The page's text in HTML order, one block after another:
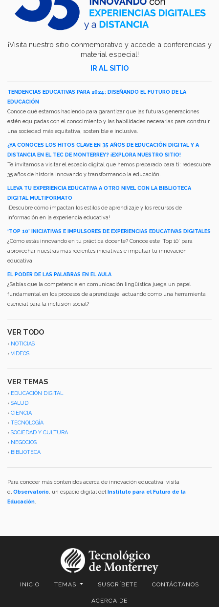
¡Visita nuestro sitio conmemorativo y accede a conferencias y
material especial!
IR AL SITIO
TENDENCIAS EDUCATIVAS PARA 2024: DISEÑANDO EL FUTURO DE LA
EDUCACIÓN
Conoce qué estamos haciendo para garantizar que las futuras generaciones
estén equipadas con el conocimiento y las habilidades necesarias para construir
una sociedad más equitativa, sostenible e inclusiva.
¿YA CONOCES LOS HITOS CLAVE EN 35 AÑOS DE EDUCACIÓN DIGITAL Y A
DISTANCIA EN EL TEC DE MONTERREY? ¡EXPLORA NUESTRO SITIO!
Te invitamos a visitar el espacio digital que hemos preparado para ti: redescubre
35 años de historia innovando y transformando la educación.
LLEVA TU EXPERIENCIA EDUCATIVA A OTRO NIVEL CON LA BIBLIOTECA
DIGITAL MULTIFORMATO
¡Descubre cómo impactan los estilos de aprendizaje y los recursos de
información en la experiencia educativa!
‘TOP 10’ INICIATIVAS E IMPULSORES DE EXPERIENCIAS EDUCATIVAS DIGITALES
¿Cómo estás innovando en tu práctica docente? Conoce este ‘Top 10’ para
aprovechar nuestras más recientes iniciativas e impulsar tu innovación
educativa.
EL PODER DE LAS PALABRAS EN EL AULA
¿Sabías que la competencia en comunicación lingüística juega un papel
fundamental en los procesos de aprendizaje, actuando como una herramienta
esencial para la inclusión social?
VER TODO
› NOTICIAS
› VIDEOS
VER TEMAS
› EDUCACIÓN DIGITAL
› SALUD
› CIENCIA
› TECNOLOGÍA
› SOCIEDAD Y CULTURA
› NEGOCIOS
› BIBLIOTECA
Para conocer más contenidos acerca de innovación educativa, visita
elObservatorio, un espacio digital del Instituto para el Futuro de la
Educación.
INICIO TEMAS SUSCRÍBETE CONTÁCTANOS
ACERCA DE